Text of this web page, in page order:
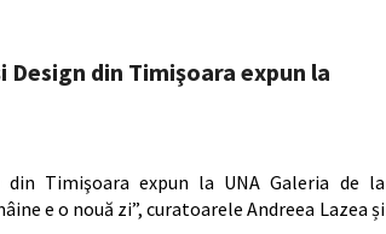
din Timişoara expun la
Timişoara expun la UNA Galeria de la
e o nouă zi”, curatoarele Andreea Lazea și